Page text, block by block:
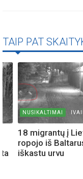
TAIP PAT
NUSIKALTIMAI
18 migrantų į
ropojo iš
iškastu urvu